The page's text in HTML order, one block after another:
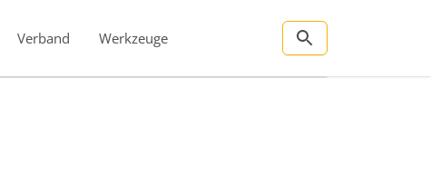
Verband Werkzeuge